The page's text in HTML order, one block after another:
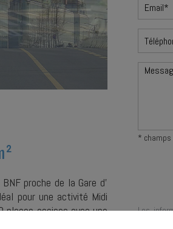
proche de la Gare d'
pour une activité Midi
places assises avec une
*
Les
fichier